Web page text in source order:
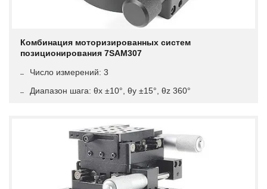
Комбинация моторизированных систем
позиционирования 7SAM307
Число измерений: 3
Диапазон шага: θx ±10°, θy ±15°, θz 360°